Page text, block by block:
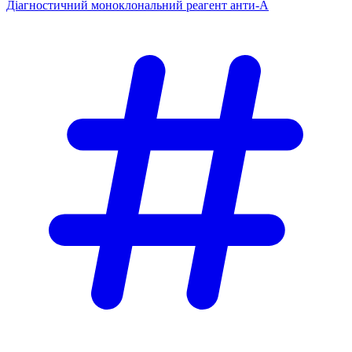
Діагностичний моноклональний реагент анти-А